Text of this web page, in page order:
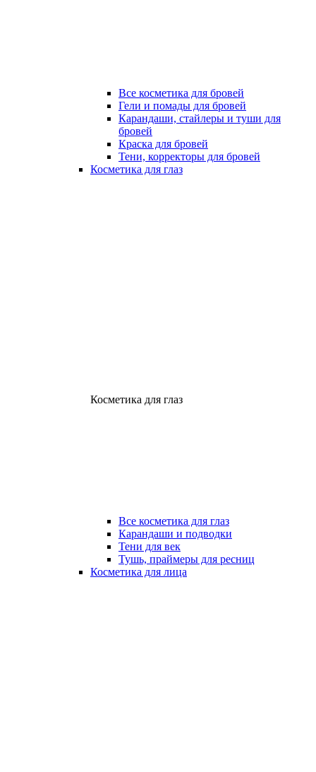
Все косметика для бровей
Гели и помады для бровей
Карандаши, стайлеры и туши для
бровей
Краска для бровей
Тени, корректоры для бровей
Косметика для глаз
Косметика для глаз
Все косметика для глаз
Карандаши и подводки
Тени для век
Тушь, праймеры для ресниц
Косметика для лица